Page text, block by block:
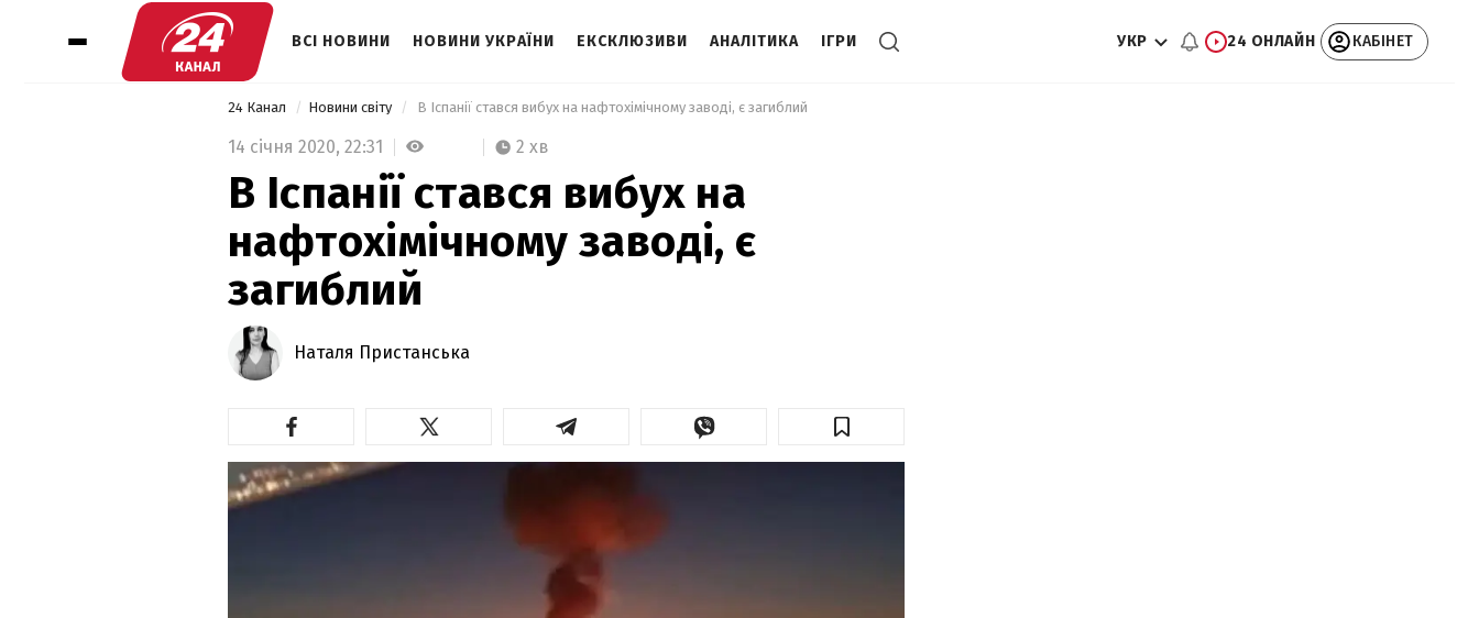
ВСІ НОВИНИ НОВИНИ УКРАЇНИ ЕКСКЛЮЗИВИ АНАЛІТИКА ІГРИ УКР 24 ОНЛАЙН КАБІНЕТ
24 Канал Новини світу В Іспанії стався вибух на нафтохімічному заводі, є загиблий
14 січня 2020, 22:31 2 хв
В Іспанії стався вибух на
нафтохімічному заводі, є
загиблий
Наталя Пристанська